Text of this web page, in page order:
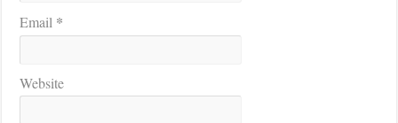
Email *
Website